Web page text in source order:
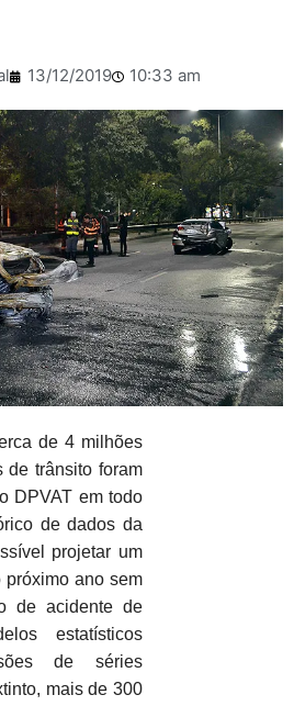
13/12/2019 10:33 am
de 4 milhões
de trânsito foram
DPVAT em todo
de dados da
projetar um
ano sem
de acidente de
estatísticos
de séries
mais de 300